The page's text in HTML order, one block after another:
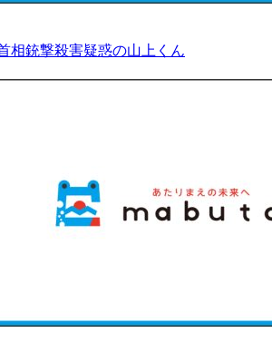
相銃撃殺害疑惑の山上くん